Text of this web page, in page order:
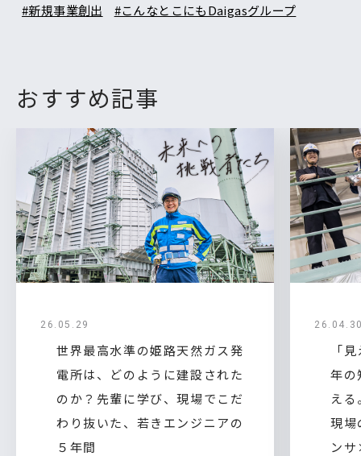
#新規事業創出 #こんなとこにもDaigasグループ
おすすめ記事
26.05.29
世界最高水準の姫路天然ガス発
電所は、どのように建設された
のか？先輩に学び、現場でこだ
わり抜いた、若きエンジニアの
５年間
「
年の
え
現場
ン